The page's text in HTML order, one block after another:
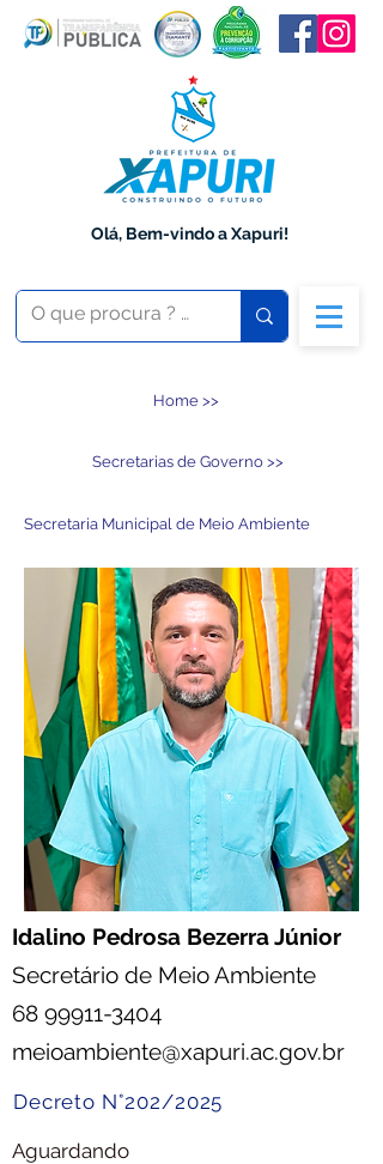
Olá, Bem-vindo a Xapuri!
Home >>
Secretarias de Governo >>
Secretaria Municipal de Meio Ambiente
Idalino Pedrosa Bezerra Júnior
Secretário de Meio Ambiente
68 99911-3404
meioambiente@xapuri.ac.gov.br
Decreto N°202/2025
Aguardando